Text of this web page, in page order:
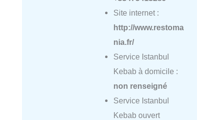
Site internet :
http://www.restoma
nia.fr/
Service Istanbul
Kebab à domicile :
non renseigné
Service Istanbul
Kebab ouvert